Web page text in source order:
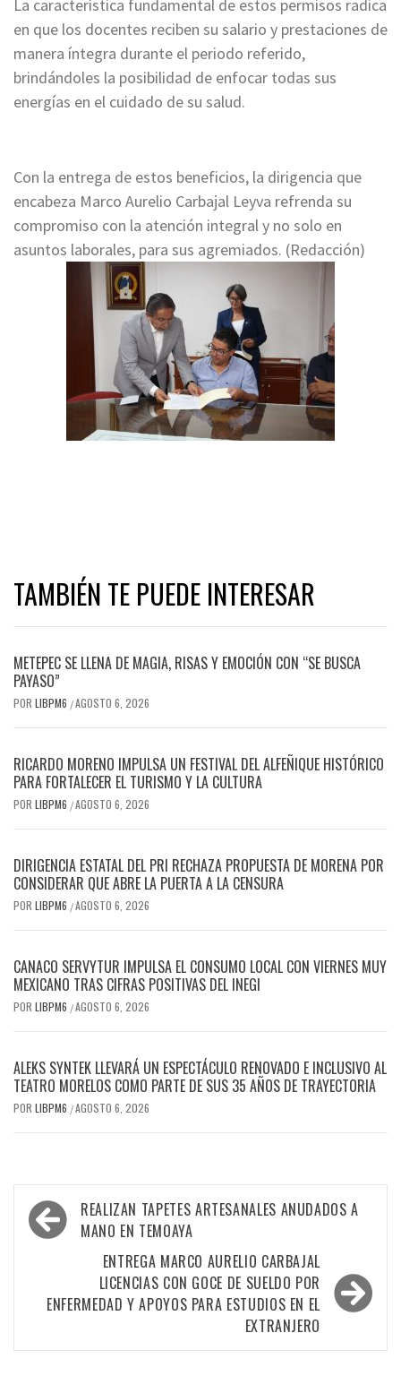
La característica fundamental de estos permisos radica
en que los docentes reciben su salario y prestaciones de
manera íntegra durante el periodo referido,
brindándoles la posibilidad de enfocar todas sus
energías en el cuidado de su salud.
Con la entrega de estos beneficios, la dirigencia que
encabeza Marco Aurelio Carbajal Leyva refrenda su
compromiso con la atención integral y no solo en
asuntos laborales, para sus agremiados. (Redacción)
TAMBIÉN TE PUEDE INTERESAR
METEPEC SE LLENA DE MAGIA, RISAS Y EMOCIÓN CON “SE BUSCA
PAYASO”
POR LIBPM6 /AGOSTO 6, 2026
RICARDO MORENO IMPULSA UN FESTIVAL DEL ALFEÑIQUE HISTÓRICO
PARA FORTALECER EL TURISMO Y LA CULTURA
POR LIBPM6 /AGOSTO 6, 2026
DIRIGENCIA ESTATAL DEL PRI RECHAZA PROPUESTA DE MORENA POR
CONSIDERAR QUE ABRE LA PUERTA A LA CENSURA
POR LIBPM6 /AGOSTO 6, 2026
CANACO SERVYTUR IMPULSA EL CONSUMO LOCAL CON VIERNES MUY
MEXICANO TRAS CIFRAS POSITIVAS DEL INEGI
POR LIBPM6 /AGOSTO 6, 2026
ALEKS SYNTEK LLEVARÁ UN ESPECTÁCULO RENOVADO E INCLUSIVO AL
TEATRO MORELOS COMO PARTE DE SUS 35 AÑOS DE TRAYECTORIA
POR LIBPM6 /AGOSTO 6, 2026
REALIZAN TAPETES ARTESANALES ANUDADOS A
MANO EN TEMOAYA
ENTREGA MARCO AURELIO CARBAJAL
LICENCIAS CON GOCE DE SUELDO POR
ENFERMEDAD Y APOYOS PARA ESTUDIOS EN EL
EXTRANJERO